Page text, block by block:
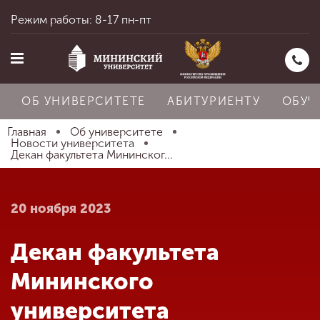
Главная
Абитуриенту
Режим работы: 8-17 пн-пт
ОБ УНИВЕРСИТЕТЕ АБИТУРИЕНТУ
Главная
Об университете
Новости университета
Декан факультета Мининског...
20 ноября 2023
Декан факультета
Мининского
университета